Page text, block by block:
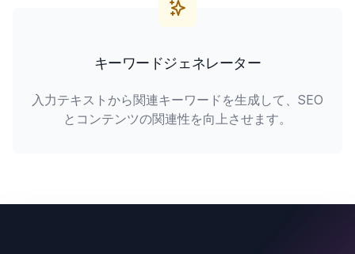
キーワードジェネレーター
入力テキストから関連キーワードを生成して、SEO
とコンテンツの関連性を向上させます。